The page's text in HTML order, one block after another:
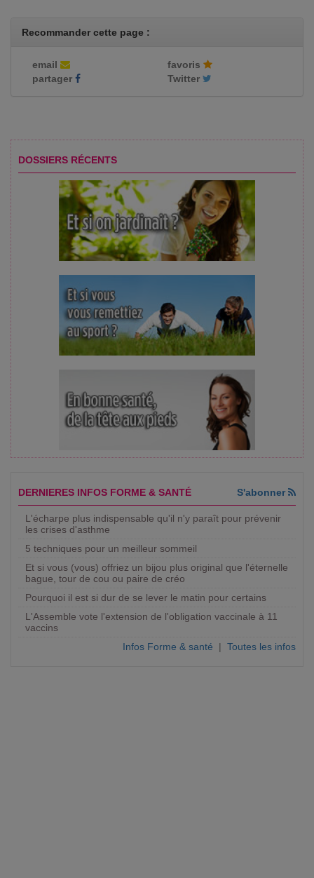
Recommander cette page :
email
favoris
partager
Twitter
DOSSIERS RÉCENTS
DERNIERES INFOS FORME & SANTÉ S'abonner
L'écharpe plus indispensable qu'il n'y paraît pour prévenir
les crises d'asthme
5 techniques pour un meilleur sommeil
Et si vous (vous) offriez un bijou plus original que l'éternelle
bague, tour de cou ou paire de créo
Pourquoi il est si dur de se lever le matin pour certains
L'Assemble vote l'extension de l'obligation vaccinale à 11
vaccins
Infos Forme & santé | Toutes les infos